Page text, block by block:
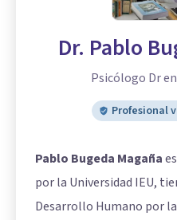
Dr. Pablo
Psicólogo Dr
Profesional
Pablo Bugeda Magaña
por la Universidad IEU,
Desarrollo Humano por